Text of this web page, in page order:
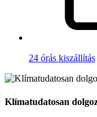
24 órás kiszállítás
Klímatudatosan